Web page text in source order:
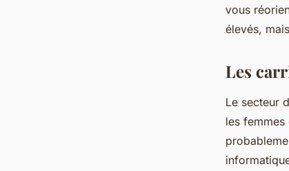
vous
élevés,
Les
Le secteur
les